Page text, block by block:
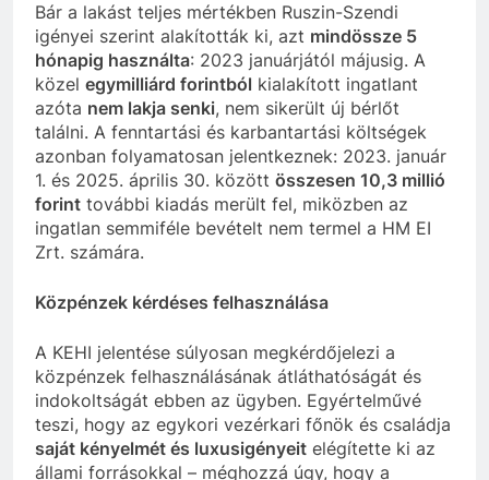
Bár a lakást teljes mértékben Ruszin-Szendi
igényei szerint alakították ki, azt mindössze 5
hónapig használta: 2023 januárjától májusig. A
közel egymilliárd forintból kialakított ingatlant
azóta nem lakja senki, nem sikerült új bérlőt
találni. A fenntartási és karbantartási költségek
azonban folyamatosan jelentkeznek: 2023. január
1. és 2025. április 30. között összesen 10,3 millió
forint további kiadás merült fel, miközben az
ingatlan semmiféle bevételt nem termel a HM EI
Zrt. számára.
Közpénzek kérdéses felhasználása
A KEHI jelentése súlyosan megkérdőjelezi a
közpénzek felhasználásának átláthatóságát és
indokoltságát ebben az ügyben. Egyértelművé
teszi, hogy az egykori vezérkari főnök és családja
saját kényelmét és luxusigényeit elégítette ki az
állami forrásokkal – méghozzá úgy, hogy a